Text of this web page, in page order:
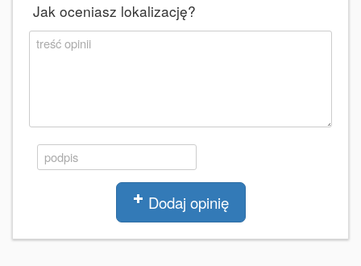
Jak oceniasz lokalizację?
Dodaj opinię